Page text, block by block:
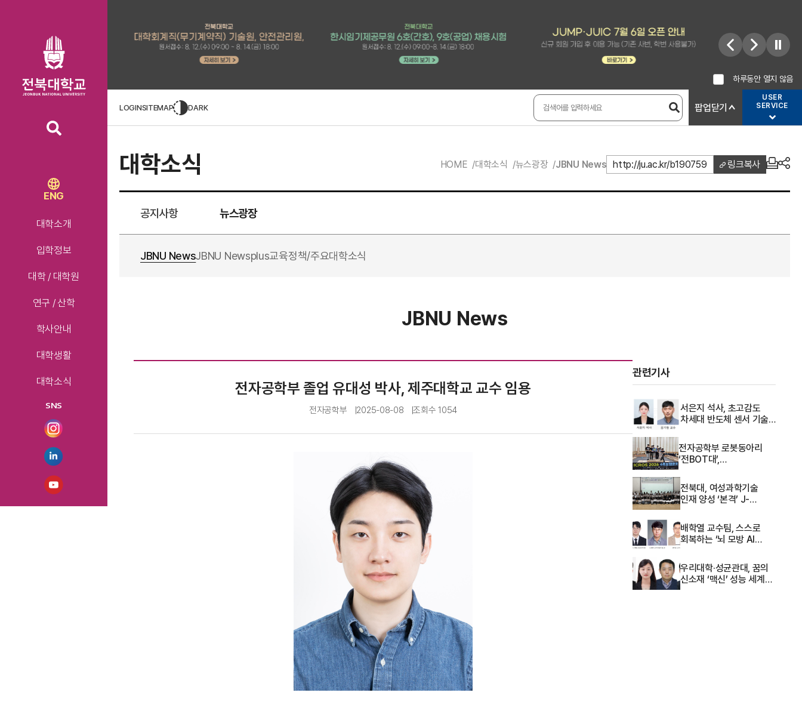
하루동안 열지 않음
ENG
대학소개
입학정보
대학 / 대학원
연구 / 산학
학사안내
대학생활
대학소식
SNS
LOGINSITEMAP DARK 팝업닫기
USER
SERVICE
대학소식 HOME 대학소식 뉴스광장 JBNU News http://ju.ac.kr/b190759 링크복사
공지사항 뉴스광장
JBNU NewsJBNU Newsplus교육정책/주요대학소식
JBNU News
전자공학부 졸업 유대성 박사, 제주대학교 교수 임용
전자공학부 2025-08-08 조회수1054
관련기사
서은지 석사, 초고감도
차세대 반도체 센서 기술
전자공학부 로봇동아리
‘전BOT대’,
4족보행로봇 대회 '장려상'
전북대, 여성과학기술
인재 양성 ‘본격’ J-
배학열 교수팀, 스스로
회복하는 ‘뇌 모방 AI
우리대학·성균관대, 꿈의
신소재 ‘맥신’ 성능 세계